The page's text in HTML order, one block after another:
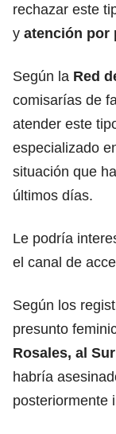
rechazar este
y atención por
Según la Red
comisarías de
atender este
especializado
situación que
últimos días.
Le podría
el canal de
Según los
presunto
Rosales, al
habría
posteriormente